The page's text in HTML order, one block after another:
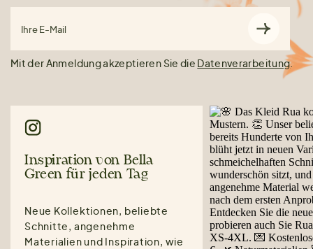
Ihre E-Mail
Mit der Anmeldung akzeptieren Sie die Datenverarbeitung.
Inspiration von Bella
Green für jeden Tag
Neue Kollektionen, beliebte
Schnitte, angenehme
Materialien und Inspiration, wie